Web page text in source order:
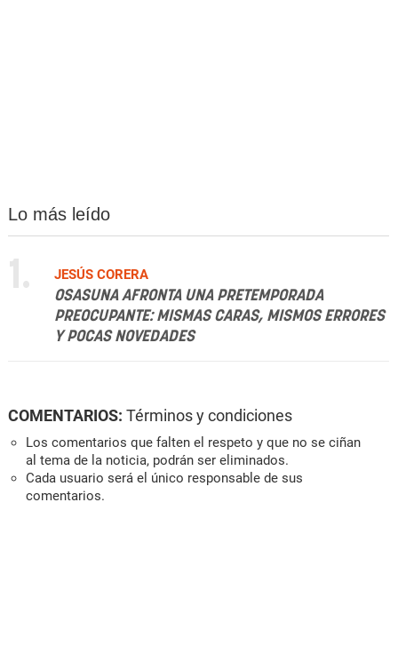
Lo más leído
1.
JESÚS CORERA
OSASUNA AFRONTA UNA PRETEMPORADA
PREOCUPANTE: MISMAS CARAS, MISMOS ERRORES
Y POCAS NOVEDADES
COMENTARIOS: Términos y condiciones
Los comentarios que falten el respeto y que no se ciñan
al tema de la noticia, podrán ser eliminados.
Cada usuario será el único responsable de sus
comentarios.